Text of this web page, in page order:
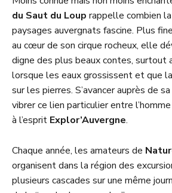
du Saut du Loup rappelle combien
paysages auvergnats fascine. Plus
au cœur de son cirque rocheux, elle
digne des plus beaux contes, surtout
lorsque les eaux grossissent et que
sur les pierres. S’avancer auprès de
vibrer ce lien particulier entre
à l’esprit Explor’Auvergne.
Chaque année, les amateurs de
organisent dans la région des
plusieurs cascades sur une même